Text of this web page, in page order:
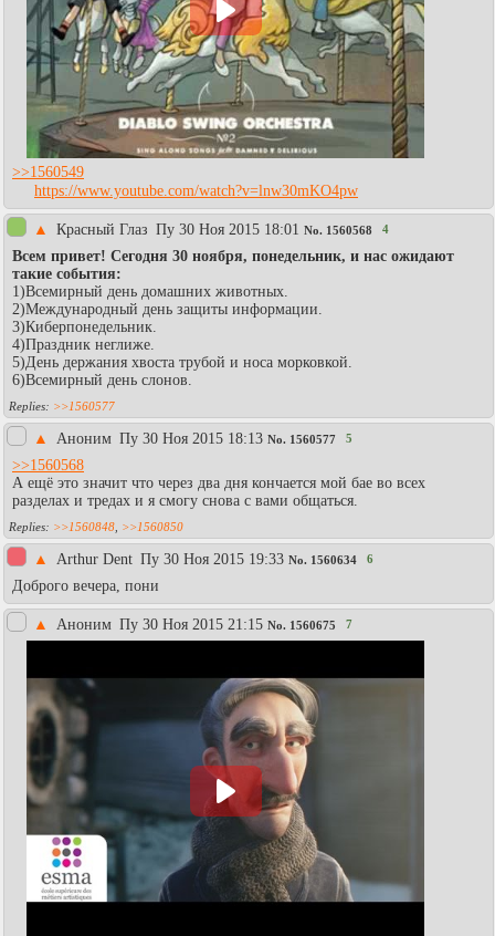
>>1560549
https://www.youtube.com/watch?v=lnw30mKO4pw
▲ Красный Глаз Пy 30 Ноя 2015 18:01 No. 1560568 4
Всем привет! Сегодня 30 ноября, понедельник, и нас ожидают
такие события:
1)Всемирный день домашних животных.
2)Международный день защиты информации.
3)Киберпонедельник.
4)Праздник неглиже.
5)День держания хвоста трубой и носа морковкой.
6)Всемирный день слонов.
>>1560577
▲ Аноним Пy 30 Ноя 2015 18:13 No. 1560577 5
>>1560568
А ещё это значит что через два дня кончается мой бае во всех
разделах и тредах и я смогу снова с вами общаться.
>>1560848 >>1560850
▲ Arthur Dent Пy 30 Ноя 2015 19:33 No. 1560634 6
Доброго вечера, пони
▲ Аноним Пy 30 Ноя 2015 21:15 No. 1560675 7